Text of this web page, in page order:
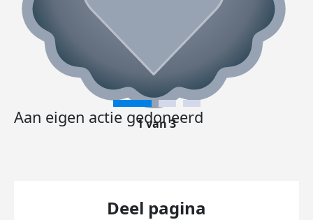
Aan eigen actie gedoneerd
1 van 3
Deel pagina